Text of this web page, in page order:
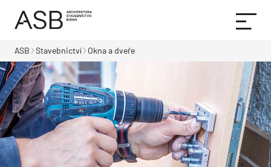
ASB Stavebnictví Okna a dveře